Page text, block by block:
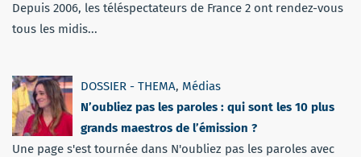
Depuis 2006, les téléspectateurs de France 2 ont rendez-vous
tous les midis...
DOSSIER - THEMA, Médias
N’oubliez pas les paroles : qui sont les 10 plus
grands maestros de l’émission ?
Une page s'est tournée dans N'oubliez pas les paroles avec